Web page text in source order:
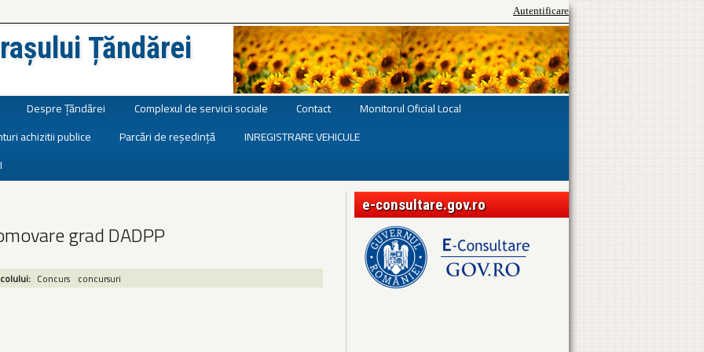
Autentificare
Țăndărei
Despre Țăndărei Complexul de servicii sociale Contact
Monitorul Oficial Local
achizitii publice Parcări de reședință
INREGISTRARE VEHICULE
grad DADPP
Concurs concursuri
e-consultare.gov.ro